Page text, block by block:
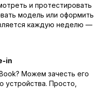
и протестировать
модель или оформить
каждую неделю —
in
Можем зачесть его
устройства. Просто,